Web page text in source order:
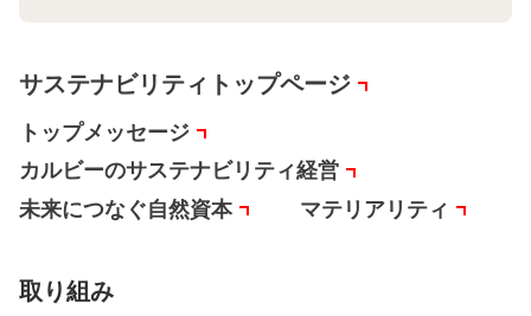
サステナビリティトップページ
トップメッセージ
カルビーのサステナビリティ経営
未来につなぐ自然資本
マテリアリティ
取り組み